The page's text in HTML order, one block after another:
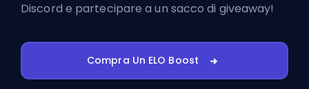
Discord e partecipare a un sacco di giveaway!
Compra Un ELO Boost